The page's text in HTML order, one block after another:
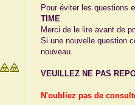
s
a
g
Pour éviter les questions
TIME.
Merci de le lire avant de
Si une nouvelle question
nouveau.
VEUILLEZ NE PAS
N'oubliez pas de